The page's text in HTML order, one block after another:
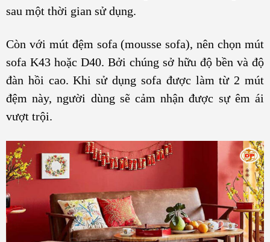
sau một thời gian sử dụng.
Còn với mút đệm sofa (mousse sofa), nên chọn mút
sofa K43 hoặc D40. Bởi chúng sở hữu độ bền và độ
đàn hồi cao. Khi sử dụng sofa được làm từ 2 mút
đệm này, người dùng sẽ cảm nhận được sự êm ái
vượt trội.